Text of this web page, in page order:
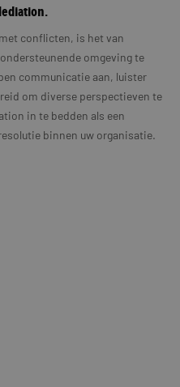
conflicten, is het van
omgeving te
communicatie aan, luister
om diverse perspectieven te
in te bedden als een
binnen uw organisatie.